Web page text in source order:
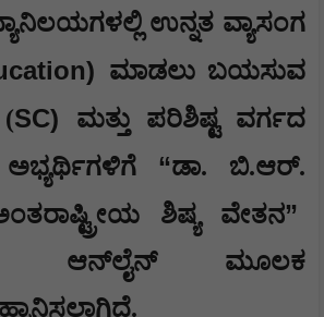
ಉನ್ನತ ವ್ಯಾಸಂಗ
ಮಾಡಲು ಬಯಸುವ
SC) ಮತ್ತು ಪರಿಶಿಷ್ಟ ವರ್ಗದ
“ಡಾ. ಬಿ.ಆರ್.
ಶಿಷ್ಯ ವೇತನ”
ಆನ್‍ಲೈನ್ ಮೂಲಕ